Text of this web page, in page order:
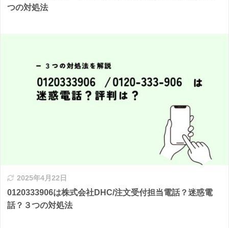
つの対処法
2025年4月22日
0120333906は株式会社DHC/注文受付担当電話？迷惑電
話？３つの対処法